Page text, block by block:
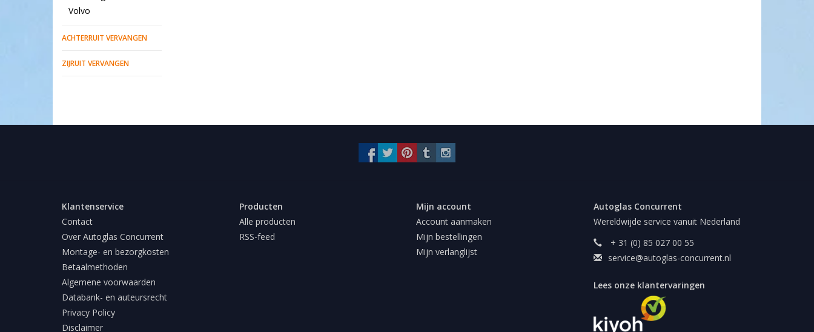
Volvo
ACHTERRUIT VERVANGEN
ZIJRUIT VERVANGEN
Klantenservice
Contact
Over Autoglas Concurrent
Montage- en bezorgkosten
Betaalmethoden
Algemene voorwaarden
Databank- en auteursrecht
Privacy Policy
Disclaimer
Producten
Alle producten
RSS-feed
Mijn account
Account aanmaken
Mijn bestellingen
Mijn verlanglijst
Autoglas Concurrent
Wereldwijde service vanuit Nederland
+ 31 (0) 85 027 00 55
service@autoglas-concurrent.nl
Lees onze klantervaringen